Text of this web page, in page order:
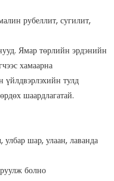
рубеллит, сугилит,
Ямар төрлийн эрдэнийн
хамаарна
үйлдвэрлэхийн тулд
шаардлагатай.
шар, улаан, лаванда
болно